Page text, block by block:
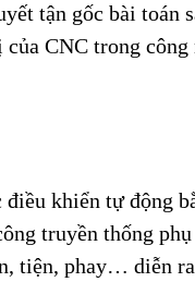
tận gốc bài toán
CNC trong
khiển tự động
truyền thống
tiện, phay… diễn